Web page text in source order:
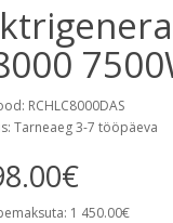
RCHLC8000DAS
Tarneaeg 3-7 tööpäeva
1 450.00€